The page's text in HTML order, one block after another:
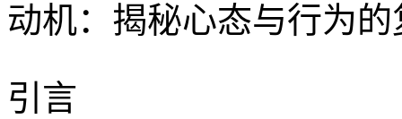
动机：揭秘心态与行为
引言